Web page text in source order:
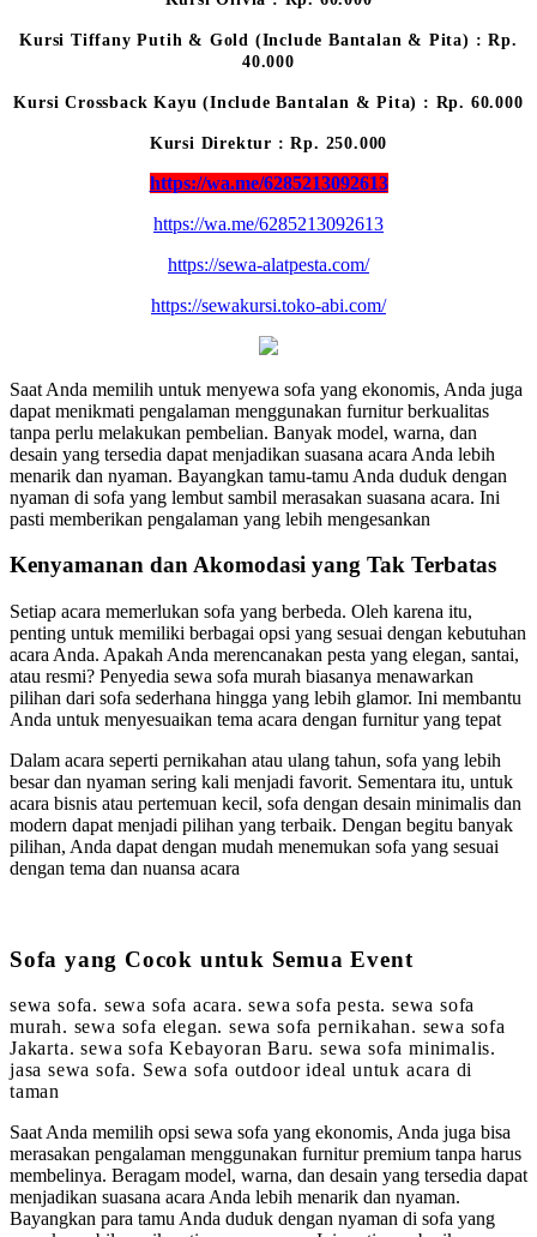
Kursi Tiffany Putih & Gold (Include Bantalan & Pita) : Rp.
40.000
Kursi Crossback Kayu (Include Bantalan & Pita) : Rp. 60.000
Kursi Direktur : Rp. 250.000
https://wa.me/6285213092613
https://wa.me/6285213092613
https://sewa-alatpesta.com/
https://sewakursi.toko-abi.com/
Saat Anda memilih untuk menyewa sofa yang ekonomis, Anda juga
dapat menikmati pengalaman menggunakan furnitur berkualitas
tanpa perlu melakukan pembelian. Banyak model, warna, dan
desain yang tersedia dapat menjadikan suasana acara Anda lebih
menarik dan nyaman. Bayangkan tamu-tamu Anda duduk dengan
nyaman di sofa yang lembut sambil merasakan suasana acara. Ini
pasti memberikan pengalaman yang lebih mengesankan
Kenyamanan dan Akomodasi yang Tak Terbatas
Setiap acara memerlukan sofa yang berbeda. Oleh karena itu,
penting untuk memiliki berbagai opsi yang sesuai dengan kebutuhan
acara Anda. Apakah Anda merencanakan pesta yang elegan, santai,
atau resmi? Penyedia sewa sofa murah biasanya menawarkan
pilihan dari sofa sederhana hingga yang lebih glamor. Ini membantu
Anda untuk menyesuaikan tema acara dengan furnitur yang tepat
Dalam acara seperti pernikahan atau ulang tahun, sofa yang lebih
besar dan nyaman sering kali menjadi favorit. Sementara itu, untuk
acara bisnis atau pertemuan kecil, sofa dengan desain minimalis dan
modern dapat menjadi pilihan yang terbaik. Dengan begitu banyak
pilihan, Anda dapat dengan mudah menemukan sofa yang sesuai
dengan tema dan nuansa acara
Sofa yang Cocok untuk Semua Event
sewa sofa. sewa sofa acara. sewa sofa pesta. sewa sofa
murah. sewa sofa elegan. sewa sofa pernikahan. sewa sofa
Jakarta. sewa sofa Kebayoran Baru. sewa sofa minimalis.
jasa sewa sofa. Sewa sofa outdoor ideal untuk acara di
taman
Saat Anda memilih opsi sewa sofa yang ekonomis, Anda juga bisa
merasakan pengalaman menggunakan furnitur premium tanpa harus
membelinya. Beragam model, warna, dan desain yang tersedia dapat
menjadikan suasana acara Anda lebih menarik dan nyaman.
Bayangkan para tamu Anda duduk dengan nyaman di sofa yang